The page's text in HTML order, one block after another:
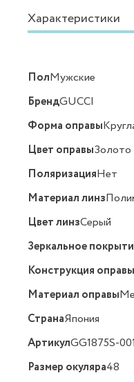
Характеристики
ПолМужские
БрендGUCCI
Форма оправы
Цвет оправыЗолото
ПоляризацияНет
Материал линз
Цвет линзСерый
Зеркальное
Конструкция оправы
Материал оправы
СтранаЯпония
АртикулGG1875S-
Размер окуляра48